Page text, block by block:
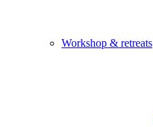
Workshop & retreats